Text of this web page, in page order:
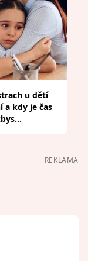
u dětí
a kdy je čas
REKLAMA